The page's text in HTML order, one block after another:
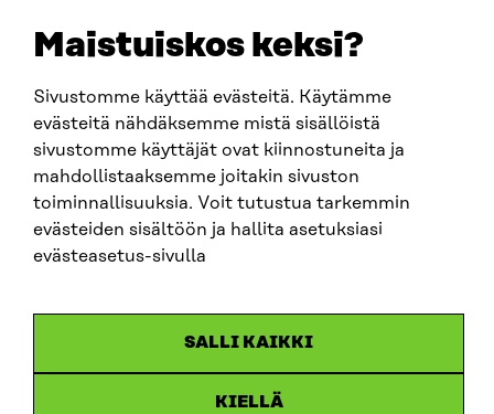
Maistuiskos keksi?
Sivustomme käyttää evästeitä. Käytämme
evästeitä nähdäksemme mistä sisällöistä
sivustomme käyttäjät ovat kiinnostuneita ja
mahdollistaaksemme joitakin sivuston
toiminnallisuuksia. Voit tutustua tarkemmin
evästeiden sisältöön ja hallita asetuksiasi
evästeasetus-sivulla
SALLI KAIKKI
KIELLÄ
LinkedIn
Instagram
YouTube
Evästeasetukset